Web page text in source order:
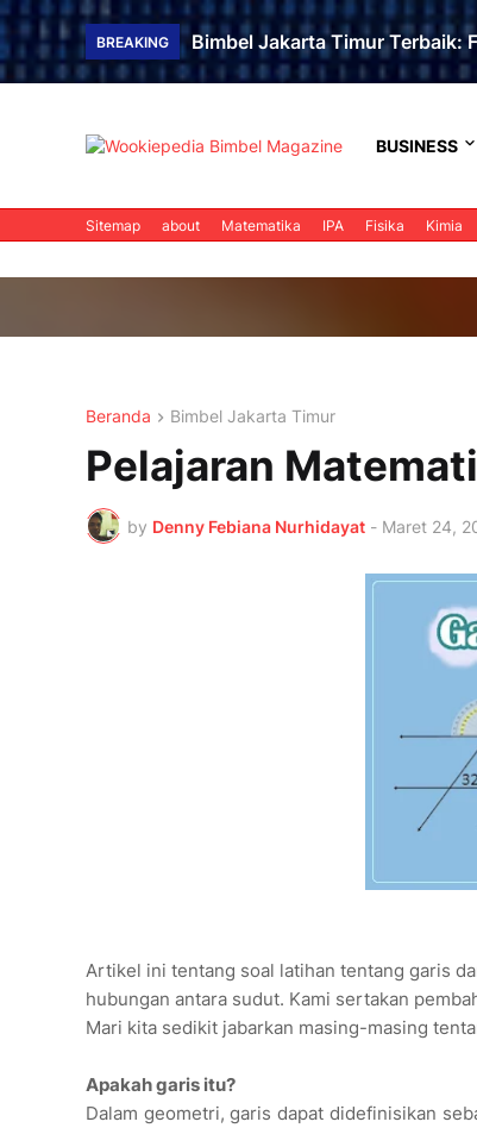
BREAKING Bimbel Jakarta Timur Terbaik:
BUSINESS
Sitemap about Matematika IPA Fisika Kimia
Beranda Bimbel Jakarta Timur
Pelajaran
by Denny Febiana Nurhidayat - Maret 24,
Artikel ini tentang soal latihan tentang garis
hubungan antara sudut. Kami sertakan
Mari kita sedikit jabarkan masing-masing
Apakah garis itu?
Dalam geometri, garis dapat didefinisikan